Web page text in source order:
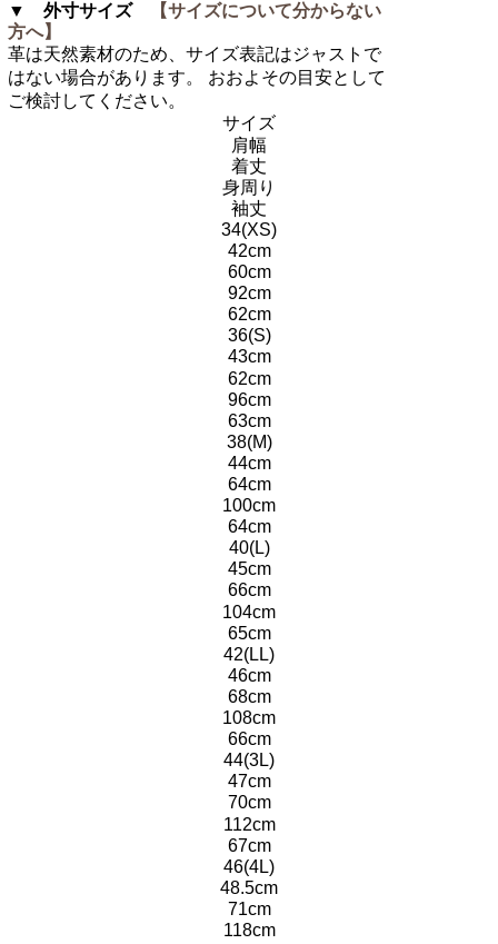
▼ 外寸サイズ
【サイズについて分からない
方へ】
革は天然素材のため、サイズ表記はジャストで
はない場合があります。 おおよその目安として
ご検討してください。
サイズ
肩幅
着丈
身周り
袖丈
34(XS)
42cm
60cm
92cm
62cm
36(S)
43cm
62cm
96cm
63cm
38(M)
44cm
64cm
100cm
64cm
40(L)
45cm
66cm
104cm
65cm
42(LL)
46cm
68cm
108cm
66cm
44(3L)
47cm
70cm
112cm
67cm
46(4L)
48.5cm
71cm
118cm